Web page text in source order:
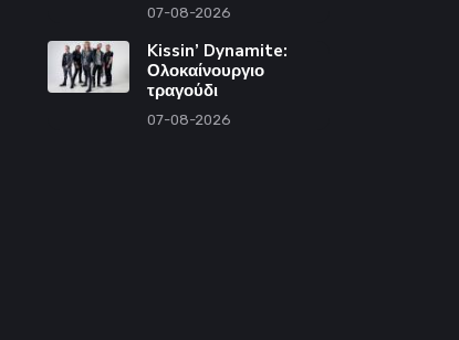
07-08-2026
Kissin’ Dynamite:
Ολοκαίνουργιο
τραγούδι
07-08-2026